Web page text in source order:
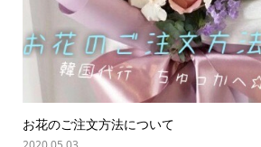
お花のご注文方法について